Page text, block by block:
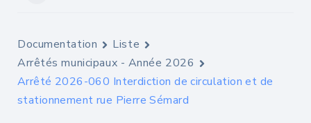
Documentation
Liste
Arrêtés municipaux - Année 2026
Arrêté 2026-060 Interdiction de circulation et de
stationnement rue Pierre Sémard